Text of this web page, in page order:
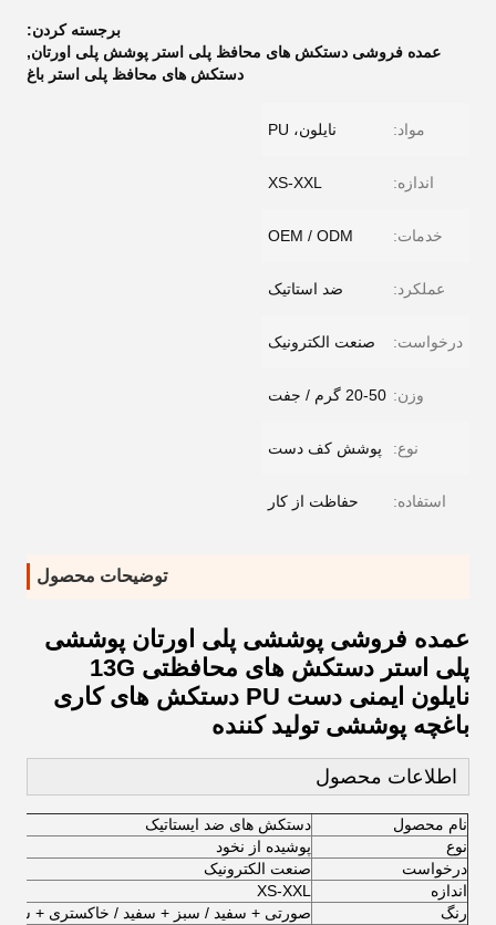
برجسته کردن:
عمده فروشی دستکش های محافظ پلی استر پوشش پلی اورتان,
دستکش های محافظ پلی استر باغ
مواد: نایلون، PU
اندازه: XS-XXL
خدمات: OEM / ODM
عملکرد: ضد استاتیک
درخواست: صنعت الکترونیک
وزن: 20-50 گرم / جفت
نوع: پوشش کف دست
استفاده: حفاظت از کار
توضیحات محصول
عمده فروشی پوششی پلی اورتان پوششی
پلی استر دستکش های محافظتی 13G
نایلون ایمنی دست PU دستکش های کاری
باغچه پوششی تولید کننده
اطلاعات محصول
نام محصول
دستکش های ضد ایستاتیک
نوع
پوشیده از نخود
درخواست
صنعت الکترونیک
اندازه
XS-XXL
رنگ
صورتی + سفید / سبز + سفید / خاکستری +